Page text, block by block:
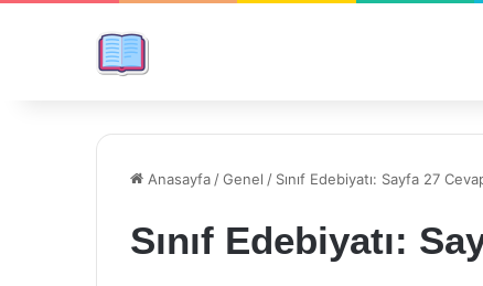
Anasayfa /Genel / Sınıf Edebiyatı: Sayfa 27
Sınıf Edebiyatı: